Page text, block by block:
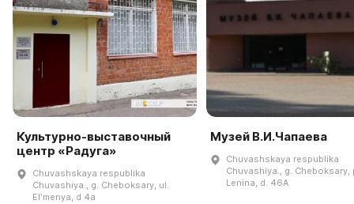
Культурно-выставочный
центр «Радуга»
Chuvashskaya respublika
Chuvashiya., g. Cheboksary, ul.
Elʹmenya, d 4a
Музей В.И.Чапаева
Chuvashskaya respublika
Chuvashiya., g. Cheboksary,
Lenina, d. 46A